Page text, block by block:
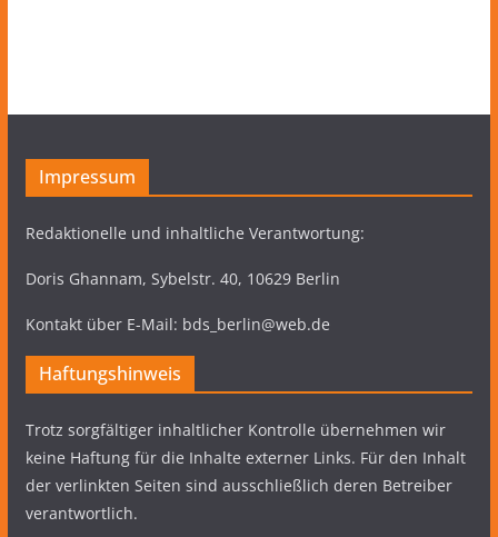
Impressum
Redaktionelle und inhaltliche Verantwortung:
Doris Ghannam, Sybelstr. 40, 10629 Berlin
Kontakt über E-Mail: bds_berlin@web.de
Haftungshinweis
Trotz sorgfältiger inhaltlicher Kontrolle übernehmen wir
keine Haftung für die Inhalte externer Links. Für den Inhalt
der verlinkten Seiten sind ausschließlich deren Betreiber
verantwortlich.